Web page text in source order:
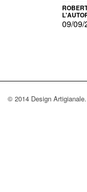
CON IL
09/09/
© 2014 Design